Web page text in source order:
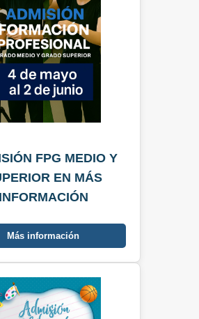
FPG MEDIO Y
EN MÁS
INFORMACIÓN
Más información